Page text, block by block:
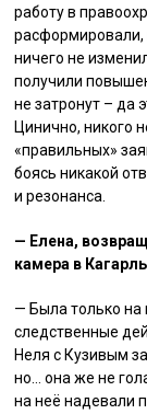
работу в
расформировали,
ничего не
получили
не затронут – да
Цинично, никого
«правильных»
боясь никакой
и резонанса.
— Елена,
камера в
— Была только на
следственные
Неля с Кузивым
но… она же не
на неё надевали